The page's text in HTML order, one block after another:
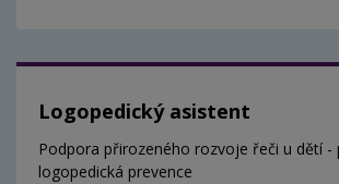
Logopedický asistent
Podpora přirozeného rozvoje řeči u dětí -
logopedická prevence